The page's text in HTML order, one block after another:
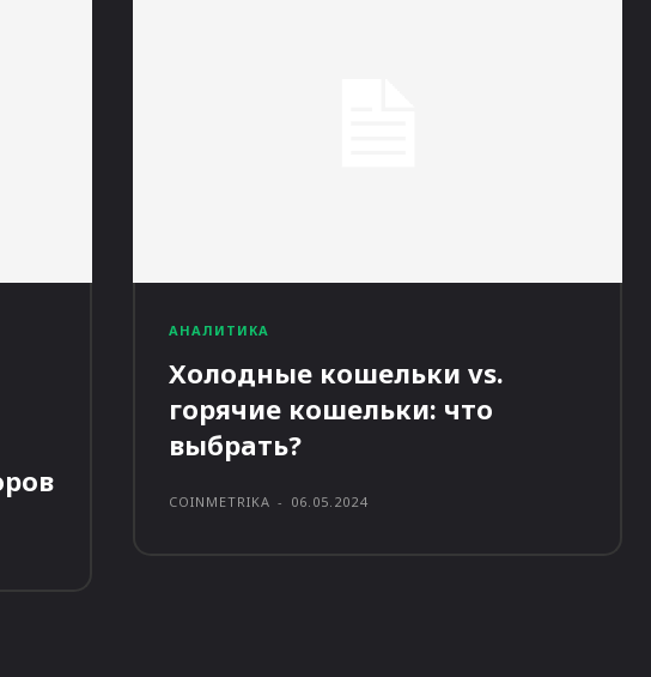
АНАЛИТИКА
Холодные кошельки vs.
горячие кошельки: что
выбрать?
COINMETRIKA - 06.05.2024